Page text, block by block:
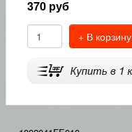
370руб
+ В корзину